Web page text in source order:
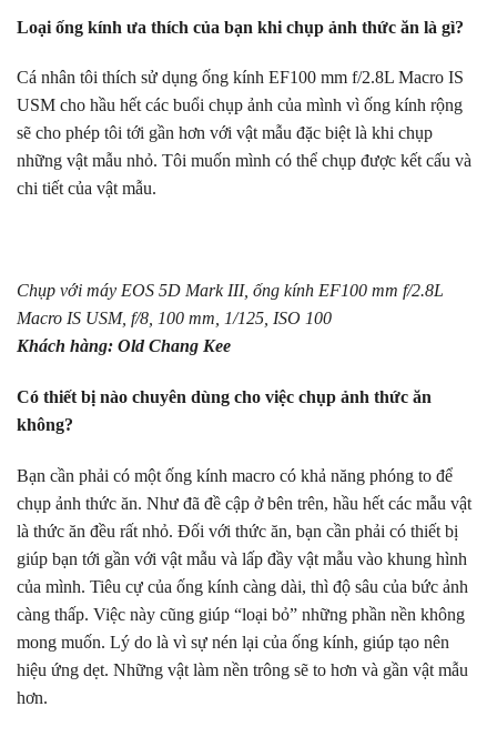
Loại ống kính ưa thích của bạn khi chụp ảnh thức ăn là gì?
Cá nhân tôi thích sử dụng ống kính EF100 mm f/2.8L Macro IS
USM cho hầu hết các buổi chụp ảnh của mình vì ống kính rộng
sẽ cho phép tôi tới gần hơn với vật mẫu đặc biệt là khi chụp
những vật mẫu nhỏ. Tôi muốn mình có thể chụp được kết cấu và
chi tiết của vật mẫu.
Chụp với máy EOS 5D Mark III, ống kính EF100 mm f/2.8L
Macro IS USM, f/8, 100 mm, 1/125, ISO 100
Khách hàng: Old Chang Kee
Có thiết bị nào chuyên dùng cho việc chụp ảnh thức ăn
không?
Bạn cần phải có một ống kính macro có khả năng phóng to để
chụp ảnh thức ăn. Như đã đề cập ở bên trên, hầu hết các mẫu vật
là thức ăn đều rất nhỏ. Đối với thức ăn, bạn cần phải có thiết bị
giúp bạn tới gần với vật mẫu và lấp đầy vật mẫu vào khung hình
của mình. Tiêu cự của ống kính càng dài, thì độ sâu của bức ảnh
càng thấp. Việc này cũng giúp “loại bỏ” những phần nền không
mong muốn. Lý do là vì sự nén lại của ống kính, giúp tạo nên
hiệu ứng dẹt. Những vật làm nền trông sẽ to hơn và gần vật mẫu
hơn.